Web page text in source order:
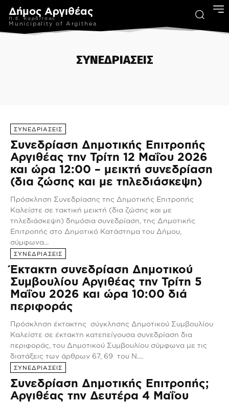
Δήμος Αργιθέας
Π.Ε. Καρδίτσας
Municipality of Argithea
ΣΥΝΕΔΡΙΑΣΕΙΣ
ΣΥΝΕΔΡΙΑΣΕΙΣ
Συνεδρίαση Δημοτικής Επιτροπής
Αργιθέας την Τρίτη 12 Μαΐου 2026
και ώρα 12:00 – μεικτή συνεδρίαση
(δια ζώσης και με τηλεδιάσκεψη)
Πρόσκληση Συνεδρίασης της Δημοτικής Επιτροπής
Καλείστε σε τακτική μεικτή (δια ζώσης και με
τηλεδιάσκεψη) δημόσια συνεδρίαση, της Δημοτικής
Επιτροπής στο Δημοτικό Κατάστημα του Δήμου,
σύμφωνα...
ΣΥΝΕΔΡΙΑΣΕΙΣ
Έκτακτη συνεδρίαση Δημοτικού
Συμβουλίου Αργιθέας την Τρίτη 5
Μαΐου 2026 και ώρα 10:00 διά
περιφοράς
Πρόσκληση έκτακτης σύγκλησης Δημοτικού Συμβουλίου
Καλείστε σε έκτακτη κατεπείγουσα συνεδρίαση δια
περιφοράς, του Δημοτικού Συμβουλίου σύμφωνα με τις
διατάξεις των άρθρων 67, 69 του Ν....
ΣΥΝΕΔΡΙΑΣΕΙΣ
Συνεδρίαση Δημοτικής Επιτροπής;
Αργιθέας την Δευτέρα 4 Μαΐου